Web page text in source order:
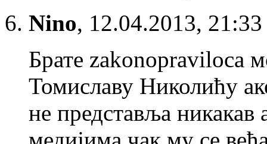
Nino, 12.04.2013, 21:33
Брате zakonopraviloca
Томиславу Николићу
не представља